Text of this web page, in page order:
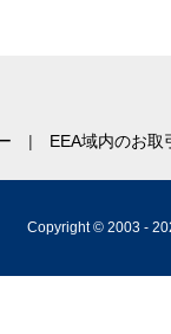
EEA域内のお
Copyright © 2003 -